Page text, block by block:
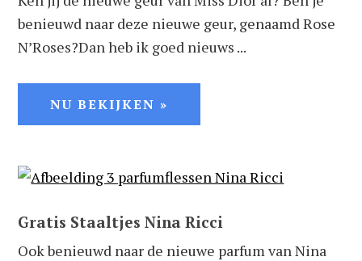
benieuwd naar deze nieuwe geur, genaamd Rose
N’Roses?Dan heb ik goed nieuws ...
NU BEKIJKEN »
Gratis Staaltjes Nina Ricci
Ook benieuwd naar de nieuwe parfum van Nina